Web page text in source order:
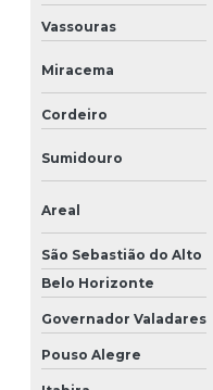
Vassouras
Miracema
Cordeiro
Sumidouro
Areal
São Sebastião do Alto
Belo Horizonte
Governador Valadares
Pouso Alegre